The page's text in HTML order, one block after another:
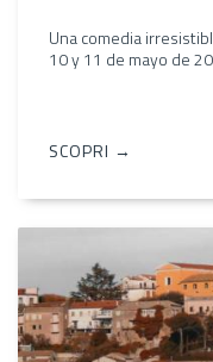
Una comedia
10 y 11 de mayo de
SCOPRI →